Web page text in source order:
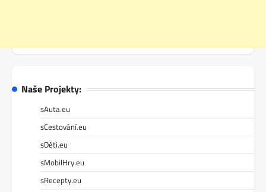
Naše Projekty:
sAuta.eu
sCestování.eu
sDěti.eu
sMobilHry.eu
sRecepty.eu